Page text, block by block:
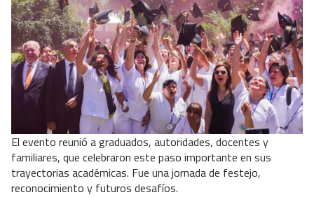
El evento reunió a graduados, autoridades, docentes y
familiares, que celebraron este paso importante en sus
trayectorias académicas. Fue una jornada de festejo,
reconocimiento y futuros desafíos.